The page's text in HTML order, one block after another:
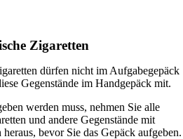
nicht
den
Richtlinien
für
Barrierefreiheit
entspricht.
Zigaretten
dürfen nicht im Aufgabegepäck
Gegenstände im Handgepäck mit.
werden muss, nehmen Sie alle
und andere Gegenstände mit
bevor Sie das Gepäck aufgeben.